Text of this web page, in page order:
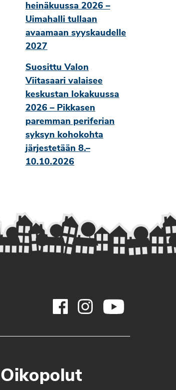
heinäkuussa 2026 –
Uimahalli tullaan
avaamaan syyskaudelle
2027
Suosittu Valon
Viitasaari valaisee
keskustan lokakuussa
2026 – Pikkasen
paremman periferian
syksyn kohokohta
järjestetään 8.–
10.10.2026
Oikopolut